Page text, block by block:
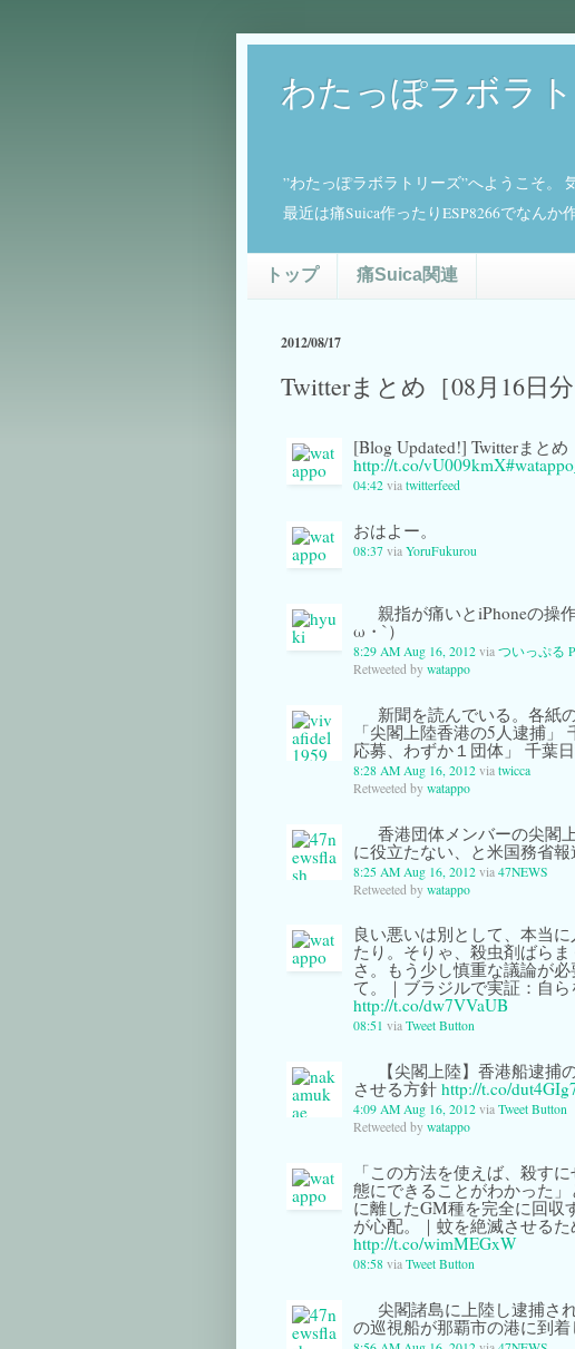
わたっぽラボラ
”わたっぽラボラトリーズ”へようこそ。
最近は痛Suica作ったりESP8266でなんか
トップ 痛Suica関連
2012/08/17
Twitterまとめ［08月16日分
[Blog Updated!] Twitterまとめ
http://t.co/vU009kmX
04:42 via twitterfeed
おはよー。
08:37 via YoruFukurou
親指が痛いとiPhoneの操
ω・`）
8:29 AM Aug 16, 2012 via ついっぷる
Retweeted by watappo
新聞を読んでいる。各紙
「尖閣上陸香港の5人逮捕
応募、わずか１団体」 千葉
8:28 AM Aug 16, 2012 via twicca
Retweeted by watappo
香港団体メンバーの尖閣
に役立たない、と米国務省報
8:25 AM Aug 16, 2012 via 47NEWS
Retweeted by watappo
良い悪いは別として、本当
たり。そりゃ、殺虫剤ばら
さ。もう少し慎重な議論が
て。｜ブラジルで実証：自
http://t.co/dw7VVaUB
08:51 via Tweet Button
【尖閣上陸】香港船逮
させる方針 http://t.co/
4:09 AM Aug 16, 2012 via Tweet Button
Retweeted by watappo
「この方法を使えば、殺す
態にできることがわかった
に離したGM種を完全に回収
が心配。｜蚊を絶滅させるた
http://t.co/wimMEGxW
08:58 via Tweet Button
尖閣諸島に上陸し逮捕さ
の巡視船が那覇市の港に到着